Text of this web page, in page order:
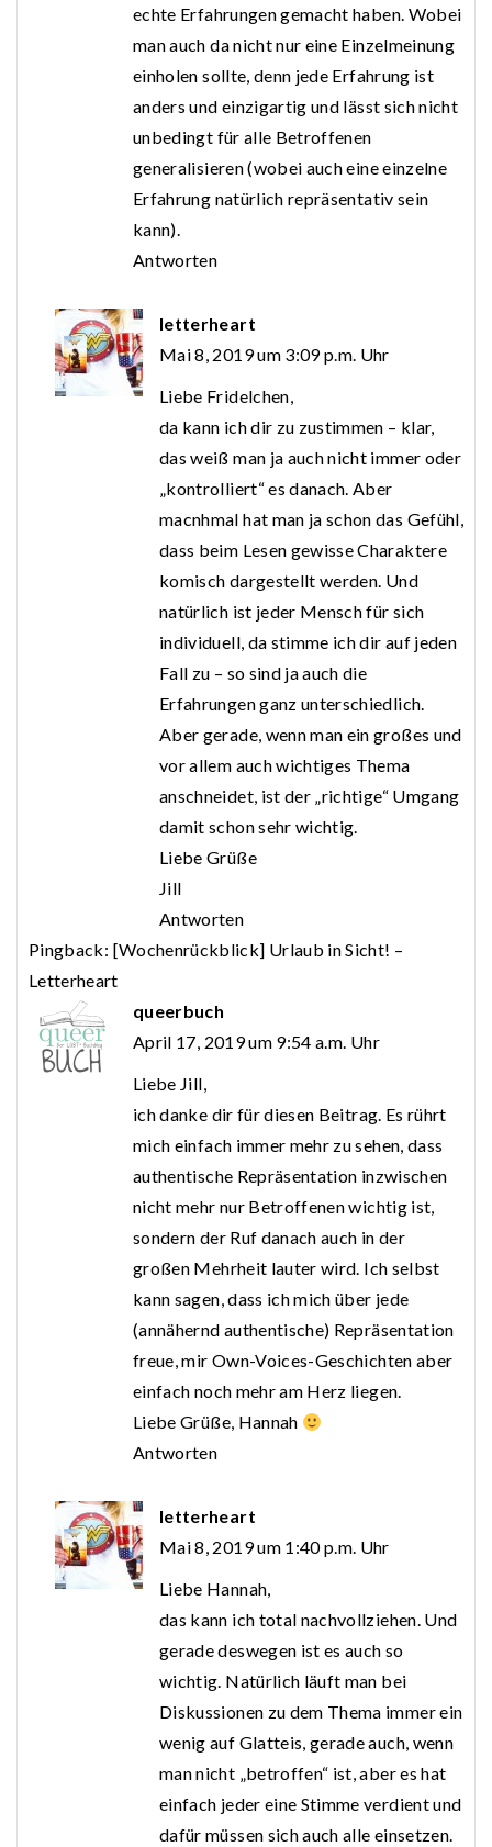
echte Erfahrungen gemacht haben. Wobei
man auch da nicht nur eine Einzelmeinung
einholen sollte, denn jede Erfahrung ist
anders und einzigartig und lässt sich nicht
unbedingt für alle Betroffenen
generalisieren (wobei auch eine einzelne
Erfahrung natürlich repräsentativ sein
kann).
Antworten
letterheart
Mai 8, 2019 um 3:09 p.m. Uhr
Liebe Fridelchen,
da kann ich dir zu zustimmen – klar,
das weiß man ja auch nicht immer oder
„kontrolliert“ es danach. Aber
macnhmal hat man ja schon das Gefühl,
dass beim Lesen gewisse Charaktere
komisch dargestellt werden. Und
natürlich ist jeder Mensch für sich
individuell, da stimme ich dir auf jeden
Fall zu – so sind ja auch die
Erfahrungen ganz unterschiedlich.
Aber gerade, wenn man ein großes und
vor allem auch wichtiges Thema
anschneidet, ist der „richtige“ Umgang
damit schon sehr wichtig.
Liebe Grüße
Jill
Antworten
Pingback: [Wochenrückblick] Urlaub in Sicht! –
Letterheart
queerbuch
April 17, 2019 um 9:54 a.m. Uhr
Liebe Jill,
ich danke dir für diesen Beitrag. Es rührt
mich einfach immer mehr zu sehen, dass
authentische Repräsentation inzwischen
nicht mehr nur Betroffenen wichtig ist,
sondern der Ruf danach auch in der
großen Mehrheit lauter wird. Ich selbst
kann sagen, dass ich mich über jede
(annähernd authentische) Repräsentation
freue, mir Own-Voices-Geschichten aber
einfach noch mehr am Herz liegen.
Liebe Grüße, Hannah
Antworten
letterheart
Mai 8, 2019 um 1:40 p.m. Uhr
Liebe Hannah,
das kann ich total nachvollziehen. Und
gerade deswegen ist es auch so
wichtig. Natürlich läuft man bei
Diskussionen zu dem Thema immer ein
wenig auf Glatteis, gerade auch, wenn
man nicht „betroffen“ ist, aber es hat
einfach jeder eine Stimme verdient und
dafür müssen sich auch alle einsetzen.